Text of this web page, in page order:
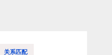
关系匹配